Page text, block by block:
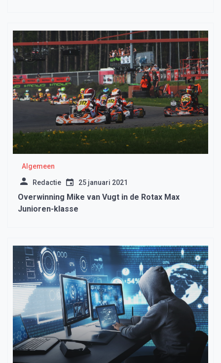
Algemeen
Redactie 25 januari 2021
Overwinning Mike van Vugt in de Rotax Max
Junioren-klasse